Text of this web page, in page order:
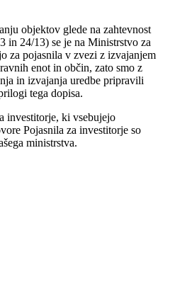
objektov glede na zahtevnost
in 24/13) se je na Ministrstvo za
za pojasnila v zvezi z izvajanjem
enot in občin, zato smo z
in izvajanja uredbe pripravili
tega dopisa.
investitorje, ki vsebujejo
Pojasnila za investitorje so
ministrstva.